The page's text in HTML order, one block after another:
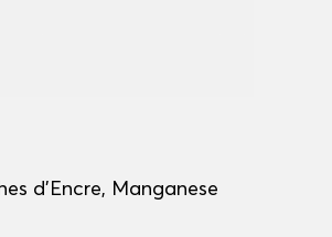
d'Encre, Manganese